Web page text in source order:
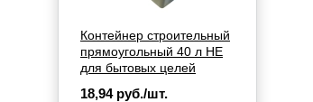
Контейнер строительный
прямоугольный 40 л НЕ
для бытовых целей
18,94 руб./шт.